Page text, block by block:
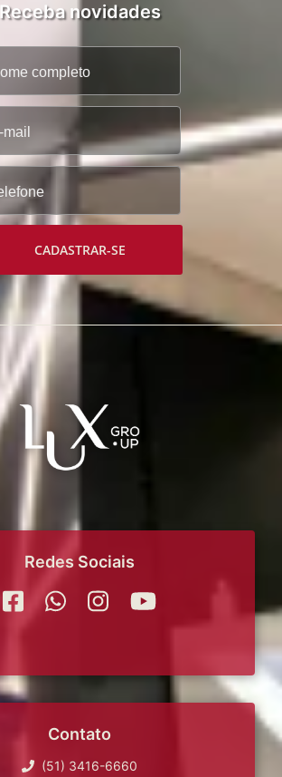
Receba novidades
CADASTRAR-SE
Redes Sociais
Contato
(51) 3416-6660